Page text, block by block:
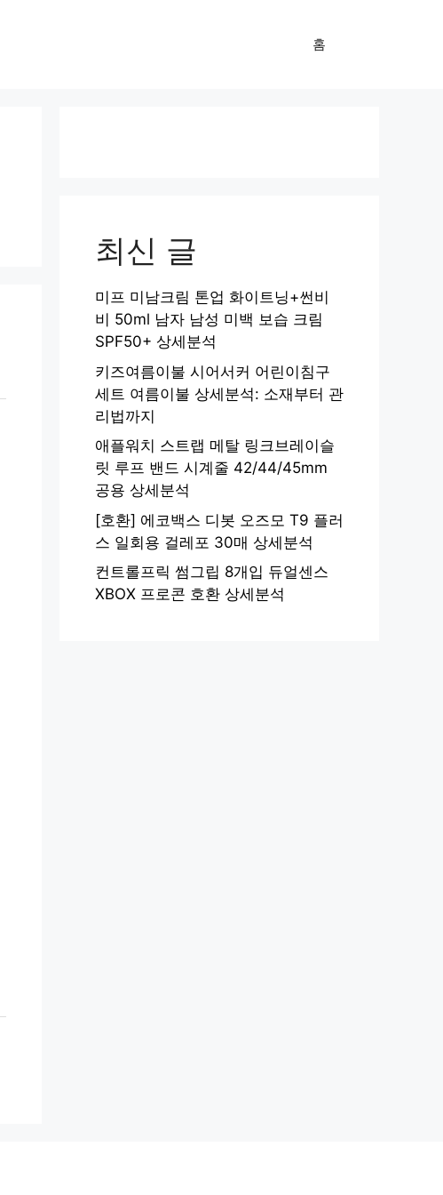
홈
최신 글
미프 미남크림 톤업 화이트닝+썬비
비 50ml 남자 남성 미백 보습 크림
SPF50+ 상세분석
키즈여름이불 시어서커 어린이침구
세트 여름이불 상세분석: 소재부터 관
리법까지
애플워치 스트랩 메탈 링크브레이슬
릿 루프 밴드 시계줄 42/44/45mm
공용 상세분석
[호환] 에코백스 디봇 오즈모 T9 플러
스 일회용 걸레포 30매 상세분석
컨트롤프릭 썸그립 8개입 듀얼센스
XBOX 프로콘 호환 상세분석